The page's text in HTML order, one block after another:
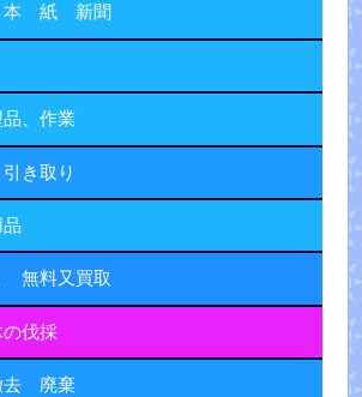
本 紙 新聞
、作業
き取り
無料又買取
伐採
去 廃棄